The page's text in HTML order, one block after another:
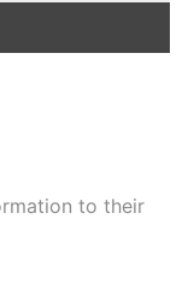
to their